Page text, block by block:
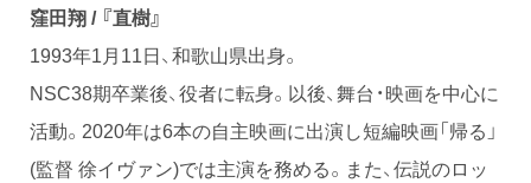
窪田翔 / 『直樹』
1993年1月11日、和歌山県出身。
NSC38期卒業後、役者に転身。以後、舞台・映画を中心に
活動。2020年は6本の自主映画に出演し短編映画「帰る」
(監督 徐イヴァン)では主演を務める。また、伝説のロッ